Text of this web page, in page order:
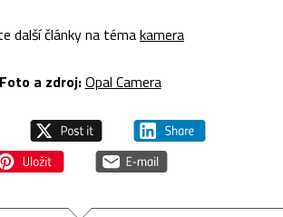
další články na témakamera
Foto a zdroj:Opal Camera